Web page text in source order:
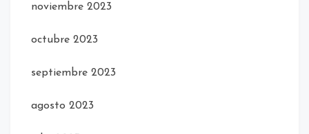
noviembre 2023
octubre 2023
septiembre 2023
agosto 2023